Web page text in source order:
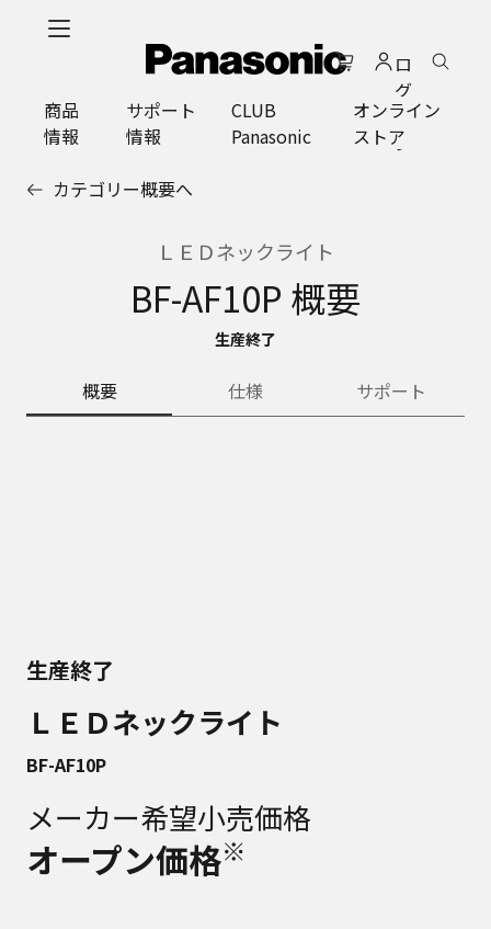
ロ
グ
イ
ン
商品
情報
サポート
情報
CLUB
Panasonic
オンライン
ストア
カテゴリー概要へ
ＬＥＤネックライト
BF-AF10P 概要
生産終了
概要 仕様 サポート
生産終了
ＬＥＤネックライト
BF-AF10P
メーカー希望小売価格
オープン価格※